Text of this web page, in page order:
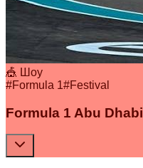
🎪 Шоу
#Formula 1#Festival
Formula 1 Abu Dhabi